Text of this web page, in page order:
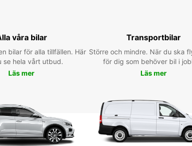
ou
våra bilar
bilar för alla tillfällen. Här
se hela vårt utbud.
Läs mer
Transportbilar
Större och mindre. När du ska
för dig som behöver bil i
Läs mer